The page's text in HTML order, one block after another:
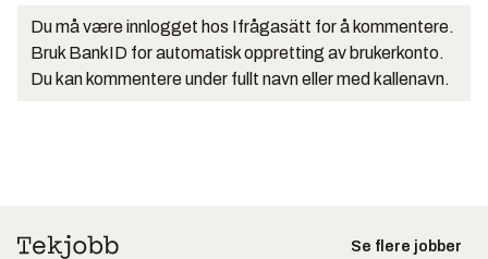
Du må være innlogget hos Ifrågasätt for å kommentere.
Bruk BankID for automatisk oppretting av brukerkonto.
Du kan kommentere under fullt navn eller med kallenavn.
Se flere jobber